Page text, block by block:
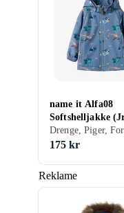
Reklame
name it Alfa08
Softshelljakke
175 kr